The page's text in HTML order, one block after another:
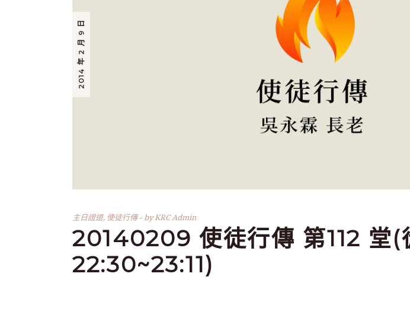
2014 年 2 月 9 日
主日證道, 使徒行傳 byKRC Admin
20140209 使徒行傳 第112 堂(
22:30~23:11)